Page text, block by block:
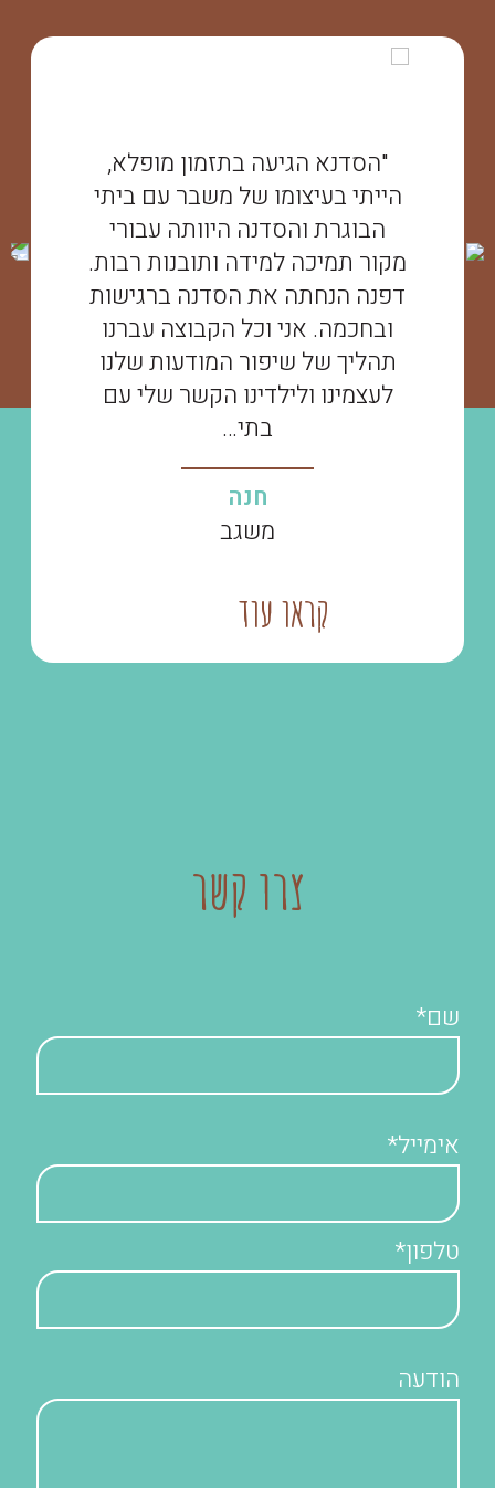
"הסדנא הגיעה בתזמון מופלא,
הייתי בעיצומו של משבר עם ביתי
הבוגרת והסדנה היוותה עבורי
מקור תמיכה למידה ותובנות רבות.
דפנה הנחתה את הסדנה ברגישות
ובחכמה. אני וכל הקבוצה עברנו
תהליך של שיפור המודעות שלנו
לעצמינו ולילדינו הקשר שלי עם
בתי…
חנה
משגב
קראו עוד
צרו קשר
שם*
אימייל*
טלפון*
הודעה